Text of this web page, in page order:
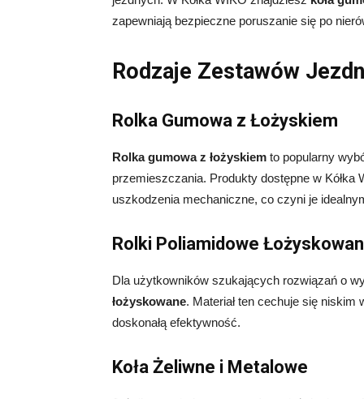
zapewniają bezpieczne poruszanie się po
Rodzaje Zestawów
Rolka Gumowa z Łożyskiem
Rolka gumowa z łożyskiem to popularny
przemieszczania. Produkty dostępne w Kółka
uszkodzenia mechaniczne, co czyni je
Rolki Poliamidowe
Dla użytkowników szukających rozwiązań o
łożyskowane. Materiał ten cechuje się niskim
doskonałą efektywność.
Koła Żeliwne i Metalowe